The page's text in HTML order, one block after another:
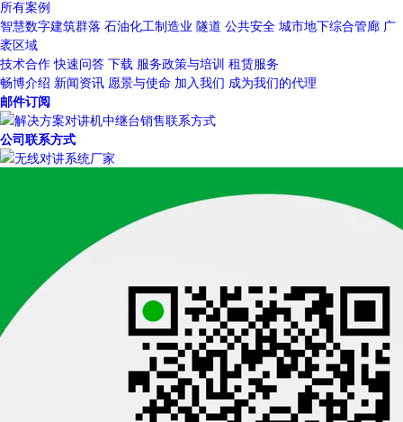
所有案例
智慧数字建筑群落 石油化工制造业 隧道 公共安全 城市地下综合管廊 广
袤区域
技术合作 快速问答 下载 服务政策与培训 租赁服务
畅博介绍 新闻资讯 愿景与使命 加入我们 成为我们的代理
邮件订阅
公司联系方式